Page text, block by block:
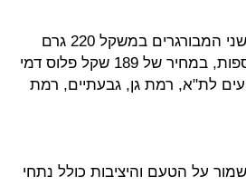
התפריט מצומצם מאד וכולל ארוחה זוגית של שני המבורגרים במשקל 220 גרם
שנצלים במשך 45 דקות במעשנה עם כל התוספות, במחיר של 189 שקל פלוס דמי
לת"א, רמת גן, גבעתיים, רמת
על הטעם והיציבות כולל נתחי